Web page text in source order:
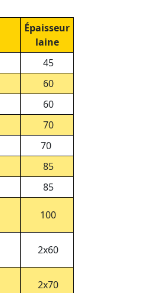
Épaisseur
laine
45
60
60
70
70
85
85
100
2x60
2x70